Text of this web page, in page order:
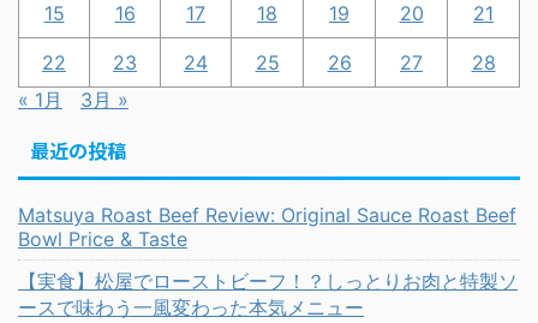
15 16 17 18 19 20 21
22 23 24 25 26 27
28
« 1月
3月 »
最近の投稿
Matsuya Roast Beef Review: Original Sauce Roast Beef
Bowl Price & Taste
【実食】松屋でローストビーフ！？しっとりお肉と特製ソ
ースで味わう一風変わった本気メニュー